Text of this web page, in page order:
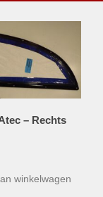
– Rechts
winkelwagen